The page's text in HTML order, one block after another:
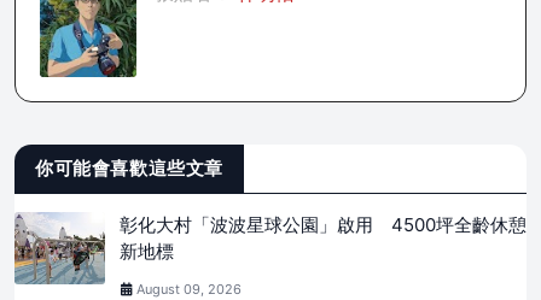
你可能會喜歡這些文章
彰化大村「波波星球公園」啟用 4500坪全齡休憩
新地標
August 09, 2026